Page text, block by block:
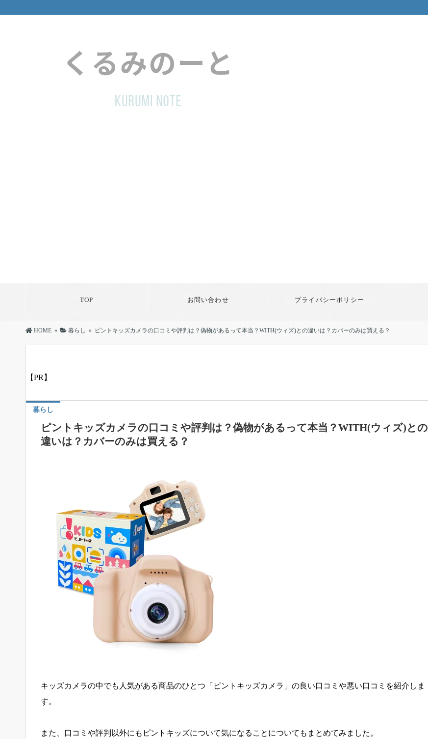
TOP お問い合わせ プライバシーポリシー
HOME » 暮らし » ピントキッズカメラの口コミや評判は？偽物があるって本当？WITH(ウィズ)との違いは？カバーのみは買える？
【PR】
暮らし
ピントキッズカメラの口コミや評判は？偽物があるって本当？WITH(ウィズ)との
違いは？カバーのみは買える？
キッズカメラの中でも人気がある商品のひとつ「ピントキッズカメラ」の良い口コミや悪い口コミを紹介しま
す。
また、口コミや評判以外にもピントキッズについて気になることについてもまとめてみました。